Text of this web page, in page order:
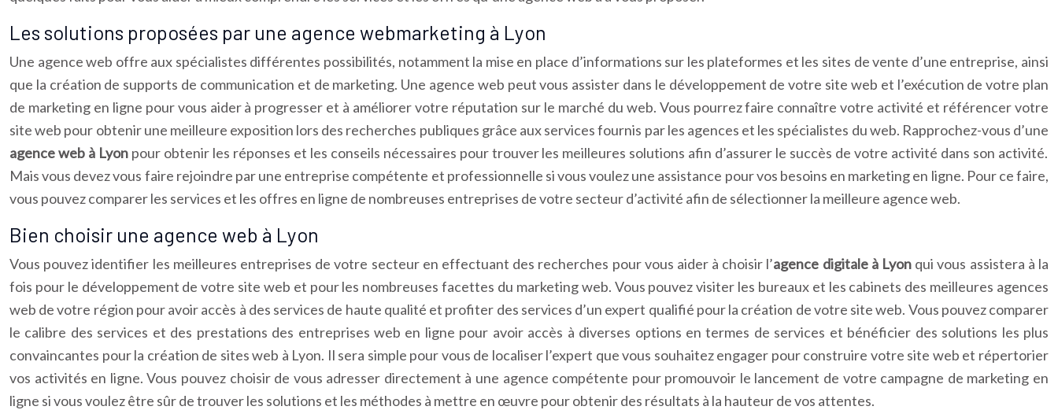
Les solutions proposées par une agence webmarketing à Lyon
Une agence web offre aux spécialistes différentes possibilités, notamment la mise en place d’informations sur les plateformes et les sites de vente d’une entreprise, ainsi
que la création de supports de communication et de marketing. Une agence web peut vous assister dans le développement de votre site web et l’exécution de votre plan
de marketing en ligne pour vous aider à progresser et à améliorer votre réputation sur le marché du web. Vous pourrez faire connaître votre activité et référencer votre
site web pour obtenir une meilleure exposition lors des recherches publiques grâce aux services fournis par les agences et les spécialistes du web. Rapprochez-vous d’une
agence web à Lyon pour obtenir les réponses et les conseils nécessaires pour trouver les meilleures solutions afin d’assurer le succès de votre activité dans son activité.
Mais vous devez vous faire rejoindre par une entreprise compétente et professionnelle si vous voulez une assistance pour vos besoins en marketing en ligne. Pour ce faire,
vous pouvez comparer les services et les offres en ligne de nombreuses entreprises de votre secteur d’activité afin de sélectionner la meilleure agence web.
Bien choisir une agence web à Lyon
Vous pouvez identifier les meilleures entreprises de votre secteur en effectuant des recherches pour vous aider à choisir l’agence digitale à Lyon qui vous assistera à la
fois pour le développement de votre site web et pour les nombreuses facettes du marketing web. Vous pouvez visiter les bureaux et les cabinets des meilleures agences
web de votre région pour avoir accès à des services de haute qualité et profiter des services d’un expert qualifié pour la création de votre site web. Vous pouvez comparer
le calibre des services et des prestations des entreprises web en ligne pour avoir accès à diverses options en termes de services et bénéficier des solutions les plus
convaincantes pour la création de sites web à Lyon. Il sera simple pour vous de localiser l’expert que vous souhaitez engager pour construire votre site web et répertorier
vos activités en ligne. Vous pouvez choisir de vous adresser directement à une agence compétente pour promouvoir le lancement de votre campagne de marketing en
ligne si vous voulez être sûr de trouver les solutions et les méthodes à mettre en œuvre pour obtenir des résultats à la hauteur de vos attentes.